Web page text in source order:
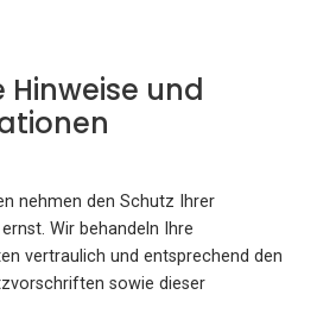
Hinweise und
nehmen den Schutz Ihrer
Wir behandeln Ihre
vertraulich und entsprechend den
sowie dieser